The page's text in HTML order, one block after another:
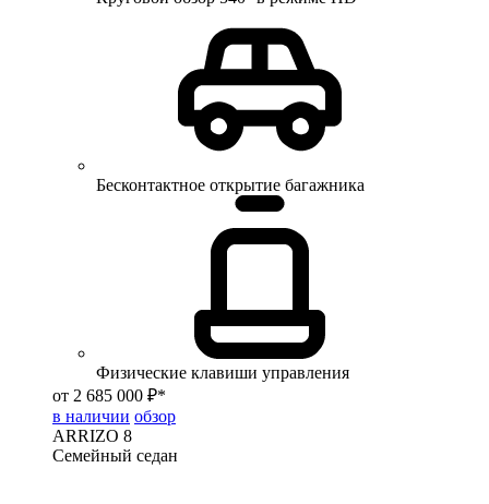
Бесконтактное открытие багажника
Физические клавиши управления
от 2 685 000 ₽*
в наличии обзор
ARRIZO 8
Семейный седан